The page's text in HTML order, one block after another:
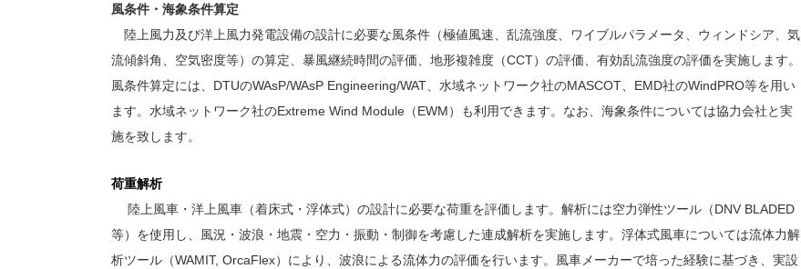
風条件・海象条件算定
陸上風力及び洋上風力発電設備の設計に必要な風条件（極値風速、乱流強度、ワイブルパラメータ、ウィンドシア、気
流傾斜角、空気密度等）の算定、暴風継続時間の評価、地形複雑度（CCT）の評価、有効乱流強度の評価を実施します。
風条件算定には、DTUのWAsP/WAsP Engineering/WAT、水域ネットワーク社のMASCOT、EMD社のWindPRO等を用い
ます。水域ネットワーク社のExtreme Wind Module（EWM）も利用できます。なお、海象条件については協力会社と実
施を致します。
荷重解析
陸上風車・洋上風車（着床式・浮体式）の設計に必要な荷重を評価します。解析には空力弾性ツール（DNV BLADED
等）を使用し、風況・波浪・地震・空力・振動・制御を考慮した連成解析を実施します。浮体式風車については流体力解
析ツール（WAMIT, OrcaFlex）により、波浪による流体力の評価を行います。風車メーカーで培った経験に基づき、実設